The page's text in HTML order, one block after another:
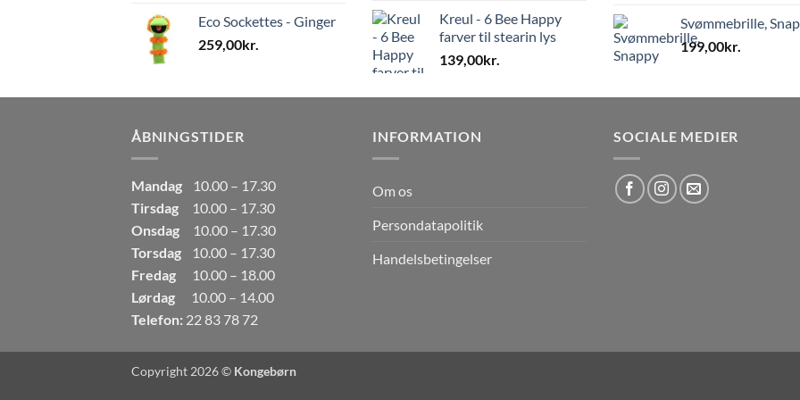
Eco Sockettes - Ginger
259,00kr.
Kreul - 6 Bee Happy
farver til stearin lys
139,00kr.
Svømmebrille,
199,00kr.
ÅBNINGSTIDER
Mandag
10.00 – 17.30
Tirsdag
10.00 – 17.30
Onsdag
10.00 – 17.30
Torsdag
10.00 – 17.30
Fredag
10.00 – 18.00
Lørdag
10.00 – 14.00
Telefon: 22 83 78 72
INFORMATION
Om os
Persondatapolitik
Handelsbetingelser
SOCIALE MEDIER
Copyright 2026 © Kongebørn